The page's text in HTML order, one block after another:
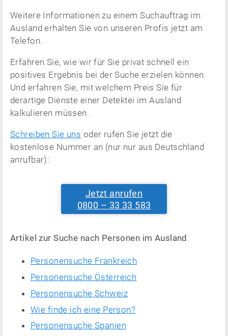
Weitere Informationen zu einem Suchauftrag im
Ausland erhalten Sie von unseren Profis jetzt am
Telefon.
Erfahren Sie, wie wir für Sie privat schnell ein
positives Ergebnis bei der Suche erzielen können.
Und erfahren Sie, mit welchem Preis Sie für
derartige Dienste einer Detektei im Ausland
kalkulieren müssen.
Schreiben Sie uns oder rufen Sie jetzt die
kostenlose Nummer an (nur nur aus Deutschland
anrufbar):
Jetzt anrufen
0800 – 33 33 583
Artikel zur Suche nach Personen im Ausland
Personensuche Frankreich
Personensuche Österreich
Personensuche Schweiz
Wie finde ich eine Person?
Personensuche Spanien